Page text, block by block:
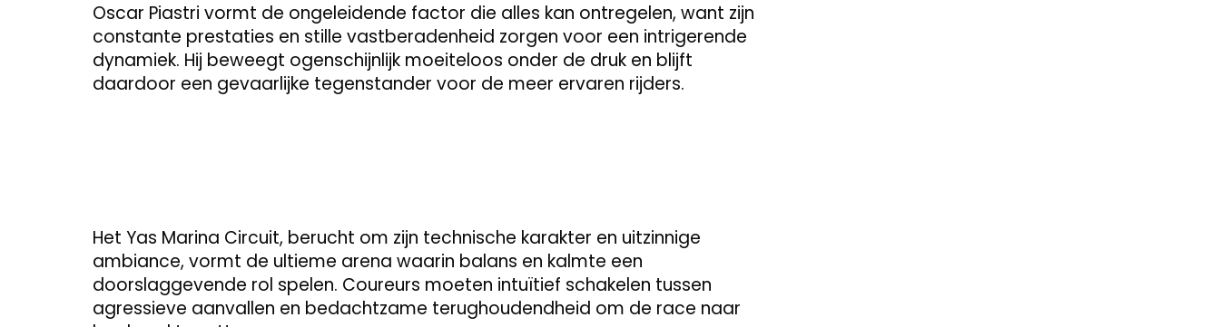
Oscar Piastri vormt de ongeleidende factor die alles kan ontregelen, want zijn
constante prestaties en stille vastberadenheid zorgen voor een intrigerende
dynamiek. Hij beweegt ogenschijnlijk moeiteloos onder de druk en blijft
daardoor een gevaarlijke tegenstander voor de meer ervaren rijders.
Het Yas Marina Circuit, berucht om zijn technische karakter en uitzinnige
ambiance, vormt de ultieme arena waarin balans en kalmte een
doorslaggevende rol spelen. Coureurs moeten intuïtief schakelen tussen
agressieve aanvallen en bedachtzame terughoudendheid om de race naar